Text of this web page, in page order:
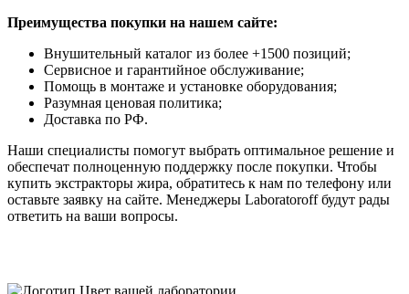
Преимущества покупки на нашем сайте:
Внушительный каталог из более +1500 позиций;
Сервисное и гарантийное обслуживание;
Помощь в монтаже и установке оборудования;
Разумная ценовая политика;
Доставка по РФ.
Наши специалисты помогут выбрать оптимальное решение и
обеспечат полноценную поддержку после покупки. Чтобы
купить экстракторы жира, обратитесь к нам по телефону или
оставьте заявку на сайте. Менеджеры Laboratoroff будут рады
ответить на ваши вопросы.
Цвет вашей лаборатории